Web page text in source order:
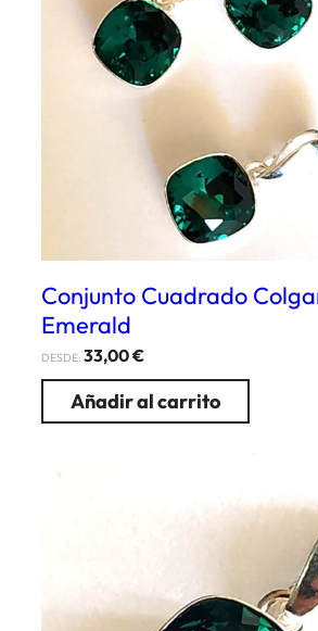
Conjunto Cuadrado
Emerald
DESDE: 33,00€
Añadir al carrito